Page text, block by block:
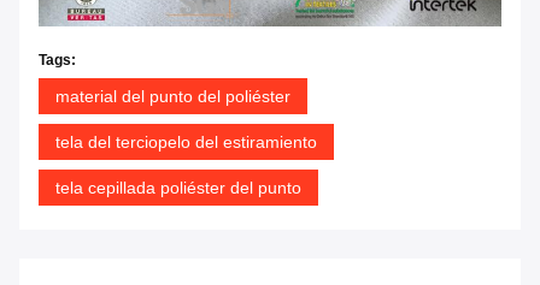
Tags:
material del punto del poliéster
tela del terciopelo del estiramiento
tela cepillada poliéster del punto